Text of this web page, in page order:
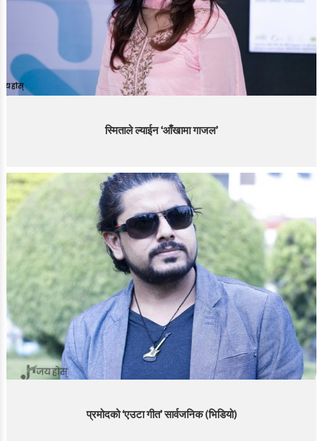
स्मिताले ल्याईन ‘आँखामा गाजल’
प्रमोदको ‘एउटा गीत’ सार्वजनिक (भिडियो)